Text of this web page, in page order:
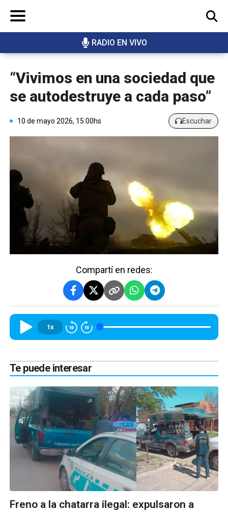
RADIO EN VIVO
BUSCAR
“Vivimos en una sociedad que
se autodestruye a cada paso”
10 de mayo 2026, 15:00hs Escuchar
Compartí en redes:
1x
Te puede interesar
Freno a la chatarra ilegal: expulsaron a